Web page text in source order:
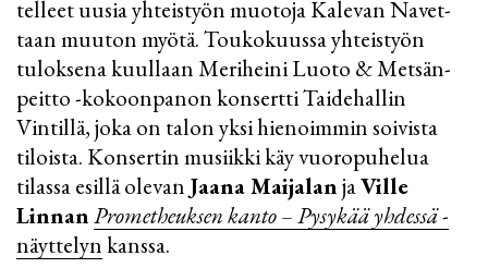
tel­leet uusia yhteis­työn muotoja Kalevan Navet­
taan muuton myötä. Touko­kuussa yhteis­työn
tulok­sena kuul­laan Meri­heini Luoto & Metsän­
peitto -kokoon­panon kon­sertti Taide­hallin
Vintillä, joka on talon yksi hienoim­min soivista
tiloista. Konser­tin musiikki käy vuoro­puhelua
tilassa esillä olevan Jaana MaijalanjaVille
LinnanPromethe­uksen kanto – Pysykää yhdessä-
näyt­telynkanssa.